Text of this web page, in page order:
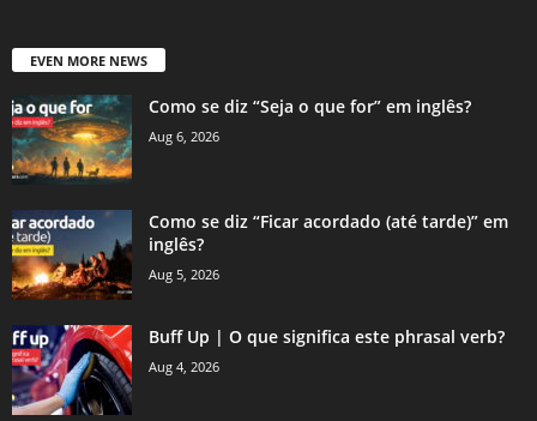
EVEN MORE NEWS
Como se diz “Seja o que for” em inglês?
Aug 6, 2026
Como se diz “Ficar acordado (até tarde)” em
inglês?
Aug 5, 2026
Buff Up | O que significa este phrasal verb?
Aug 4, 2026